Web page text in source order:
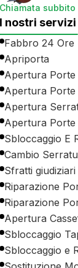
Chiamata subbito
I nostri servizi
Fabbro 24 Ore
Apriporta
Apertura Porte
Apertura Porte
Apertura
Apertura Porte
Sbloccaggio E
Cambio
Sfratti giudiziari
Riparazione
Riparazione
Apertura
Sbloccaggio
Sbloccaggio e